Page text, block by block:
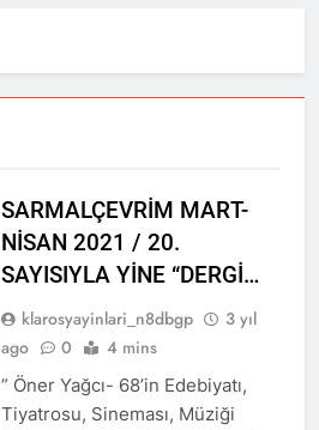
Rahatsız Edici Şiirler
Yazmalı! – Veysel Çolak
3 Yıl Ago
KÜRSÜLER VE ANALAR-
Bülent GÜLDAL
3 Yıl Ago
bir kıyamet şarkısı –
lokman kurucu
SARMALÇEVRİM MART-
NİSAN 2021 / 20.
SAYISIYLA YİNE “DERGİ…
klarosyayinlari_n8dbgp
3 yıl
ago
0 4 mins
” Öner Yağcı- 68’in Edebiyatı,
Tiyatrosu, Sineması, Müziği